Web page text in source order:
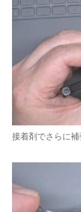
接着剤でさらに補